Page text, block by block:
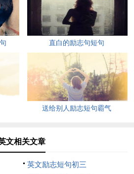
激敌人，感激挫折！]
持一个简单的信念就一定会成
直白的励志句短句
送给别人励志短句霸气
文相关文章
英文励志短句初三